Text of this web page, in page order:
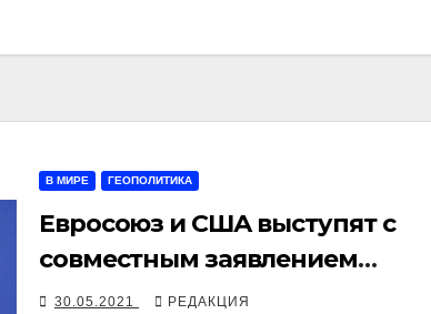
В МИРЕ ГЕОПОЛИТИКА
Евросоюз и США выступят с
совместным заявлением
против «враждебных
30.05.2021 РЕДАКЦИЯ